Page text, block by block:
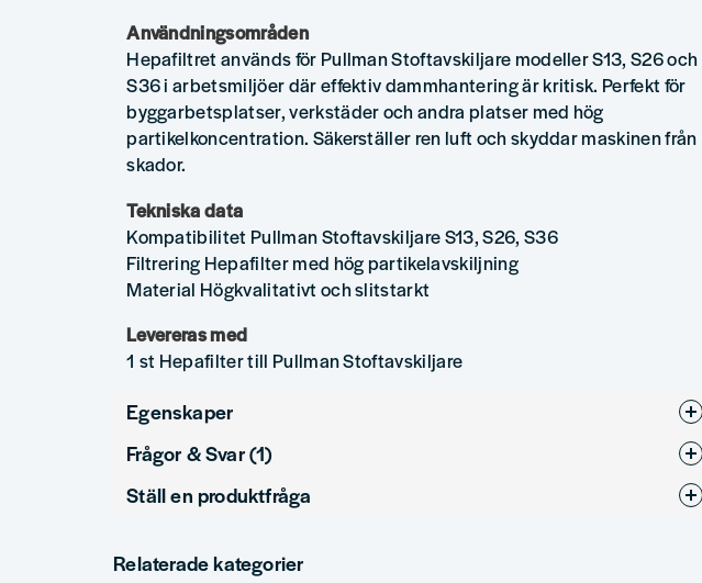
Användningsområden
Hepafiltret används för Pullman Stoftavskiljare modeller S13, S26 och
S36 i arbetsmiljöer där effektiv dammhantering är kritisk. Perfekt för
byggarbetsplatser, verkstäder och andra platser med hög
partikelkoncentration. Säkerställer ren luft och skyddar maskinen från
skador.
Tekniska data
Kompatibilitet Pullman Stoftavskiljare S13, S26, S36
Filtrering Hepafilter med hög partikelavskiljning
Material Högkvalitativt och slitstarkt
Levereras med
1 st Hepafilter till Pullman Stoftavskiljare
Egenskaper
Produkttyp
Frågor & Svar (1)
Ställ en produktfråga
Fråga oss något om denna produkten...
Relaterade kategorier